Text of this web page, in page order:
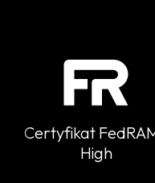
Certyfikat FedRAMP
High